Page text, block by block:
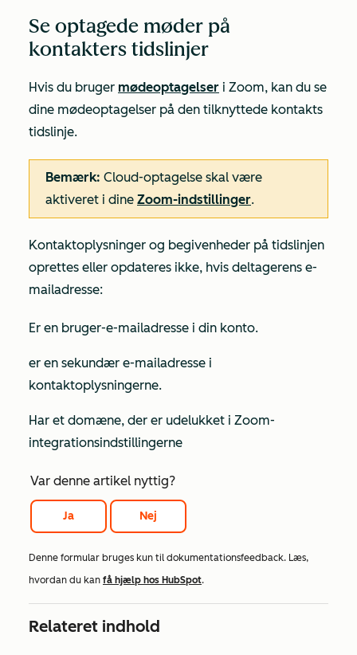
Se optagede møder på
kontakters tidslinjer
Hvis du bruger mødeoptagelser i Zoom, kan du se
dine mødeoptagelser på den tilknyttede kontakts
tidslinje.
Bemærk: Cloud-optagelse skal være
aktiveret i dine Zoom-indstillinger.
Kontaktoplysninger og begivenheder på tidslinjen
oprettes eller opdateres ikke, hvis deltagerens e-
mailadresse:
Er en bruger-e-mailadresse i din konto.
er en sekundær e-mailadresse i
kontaktoplysningerne.
Har et domæne, der er udelukket i Zoom-
integrationsindstillingerne
Var denne artikel nyttig?
Ja Nej
Denne formular bruges kun til dokumentationsfeedback. Læs,
hvordan du kan få hjælp hos HubSpot.
Relateret indhold